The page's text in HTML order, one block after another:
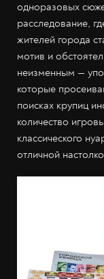
одноразовых
расследование,
жителей города
мотив и
неизменным —
которые
поисках крупиц
количество
классического
отличной